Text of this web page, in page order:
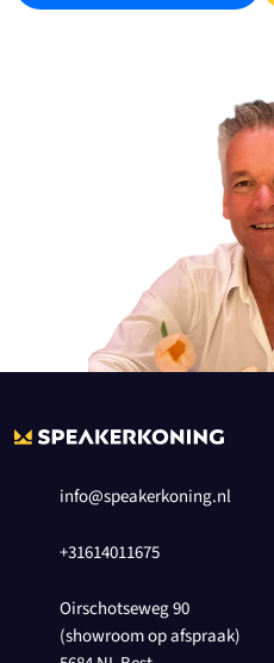
info@speakerkoning.nl
+31614011675
Oirschotseweg 90
(showroom op afspraak)